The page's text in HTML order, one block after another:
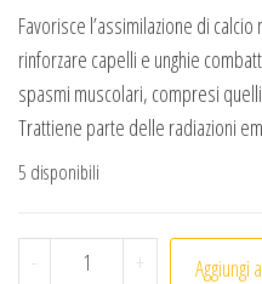
Favorisce l’assimilazione di
rinforzare capelli e unghie
spasmi muscolari, compresi
Trattiene parte delle radiazioni
5 disponibili
- Collana cuore
+ Aggiungi